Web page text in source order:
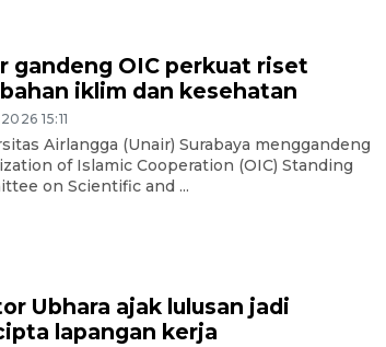
gandeng OIC perkuat riset
iklim dan kesehatan
15:11
Airlangga (Unair) Surabaya menggandeng
of Islamic Cooperation (OIC) Standing
on Scientific and ...
Ubhara ajak lulusan jadi
lapangan kerja
BPBD Jatim kerahkan "Drone
Water Spray" bantu padamkan
kebakaran Bromo
6 Agustus 2026 18:23